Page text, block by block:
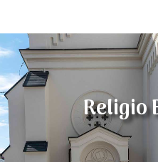
Religio